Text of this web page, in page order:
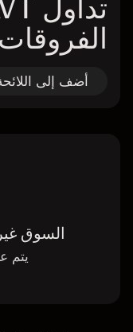
الفروقات
أضف إلى
السوق
يتم